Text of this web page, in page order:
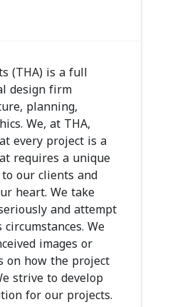
(THA) is a full
design firm
planning,
We, at THA,
every project is a
requires a unique
our clients and
heart. We take
and attempt
We
images or
on how the project
strive to develop
for our projects.